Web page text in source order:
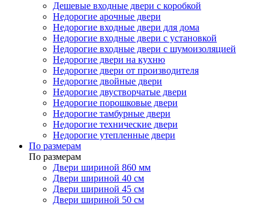
Дешевые входные двери с коробкой
Недорогие арочные двери
Недорогие входные двери для дома
Недорогие входные двери с установкой
Недорогие входные двери с шумоизоляцией
Недорогие двери на кухню
Недорогие двери от производителя
Недорогие двойные двери
Недорогие двустворчатые двери
Недорогие порошковые двери
Недорогие тамбурные двери
Недорогие технические двери
Недорогие утепленные двери
По размерам
По размерам
Двери шириной 860 мм
Двери шириной 40 см
Двери шириной 45 см
Двери шириной 50 см